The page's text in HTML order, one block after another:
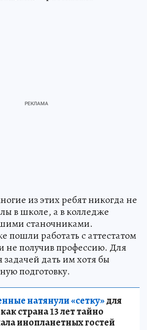
из этих ребят никогда не
в школе, а в колледже
станочниками.
пошли работать с аттестатом
не получив профессию. Для
задачей дать им хотя бы
подготовку.
натянули «сетку»для
страна 13 лет тайно
инопланетных гостей